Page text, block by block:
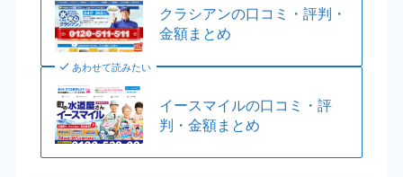
クラシアンの口コミ・評判・
金額まとめ
あわせて読みたい
イースマイルの口コミ・評
判・金額まとめ